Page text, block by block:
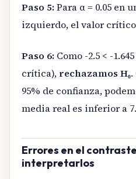
Paso 5:Para α = 0.05 en
izquierdo, el valor crítico
Paso 6: Como -2.5 < -
crítica), rechazamos H₀
95% de confianza,
media real es inferior a 7.
Errores en el
interpretarlos